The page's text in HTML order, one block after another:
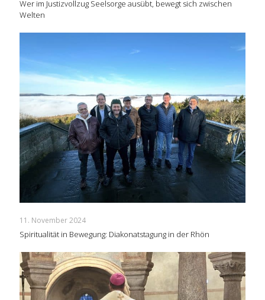
Wer im Justizvollzug Seelsorge ausübt, bewegt sich zwischen
Welten
11. November 2024
Spiritualität in Bewegung: Diakonatstagung in der Rhön